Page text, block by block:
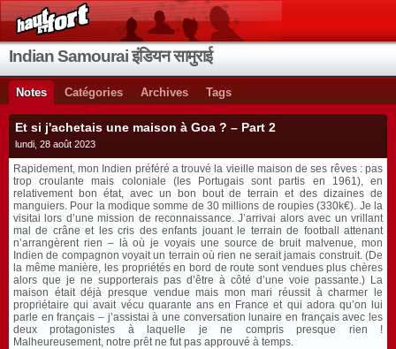
Indian Samourai इंडियन सामुराई
Notes Catégories Archives Tags
Et si j'achetais une maison à Goa ? – Part 2
lundi, 28 août 2023
Rapidement, mon Indien préféré a trouvé la vieille maison de ses rêves : pas
trop croulante mais coloniale (les Portugais sont partis en 1961), en
relativement bon état, avec un bon bout de terrain et des dizaines de
manguiers. Pour la modique somme de 30 millions de roupies (330k€). Je la
visitai lors d’une mission de reconnaissance. J’arrivai alors avec un vrillant
mal de crâne et les cris des enfants jouant le terrain de football attenant
n’arrangèrent rien – là où je voyais une source de bruit malvenue, mon
Indien de compagnon voyait un terrain où rien ne serait jamais construit. (De
la même manière, les propriétés en bord de route sont vendues plus chères
alors que je ne supporterais pas d’être à côté d’une voie passante.) La
maison était déjà presque vendue mais mon mari réussit à charmer le
propriétaire qui avait vécu quarante ans en France et qui adora qu’on lui
parle en français – j’assistai à une conversation lunaire en français avec les
deux protagonistes à laquelle je ne compris presque rien !
Malheureusement, notre prêt ne fut pas approuvé à temps.